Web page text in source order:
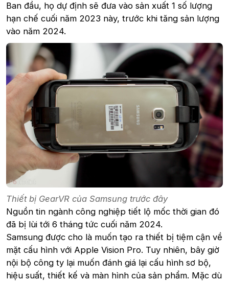
Ban đầu, họ dự định sẽ đưa vào sản xuất 1 số lượng
hạn chế cuối năm 2023 này, trước khi tăng sản lượng
vào năm 2024.
Thiết bị GearVR của Samsung trước đây
Nguồn tin ngành công nghiệp tiết lộ mốc thời gian đó
đã bị lùi tới 6 tháng tức cuối năm 2024.
Samsung được cho là muốn tạo ra thiết bị tiệm cận về
mặt cấu hình với Apple Vision Pro. Tuy nhiên, bây giờ
nội bộ công ty lại muốn đánh giá lại cấu hình sơ bộ,
hiệu suất, thiết kế và màn hình của sản phẩm. Mặc dù